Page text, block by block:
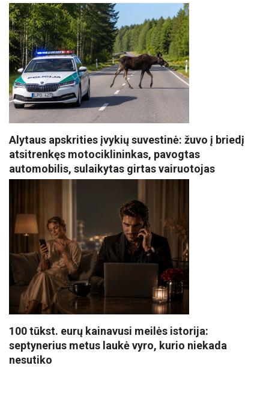
Alytaus apskrities įvykių suvestinė: žuvo į briedį
atsitrenkęs motociklininkas, pavogtas
automobilis, sulaikytas girtas vairuotojas
100 tūkst. eurų kainavusi meilės istorija:
septynerius metus laukė vyro, kurio niekada
nesutiko